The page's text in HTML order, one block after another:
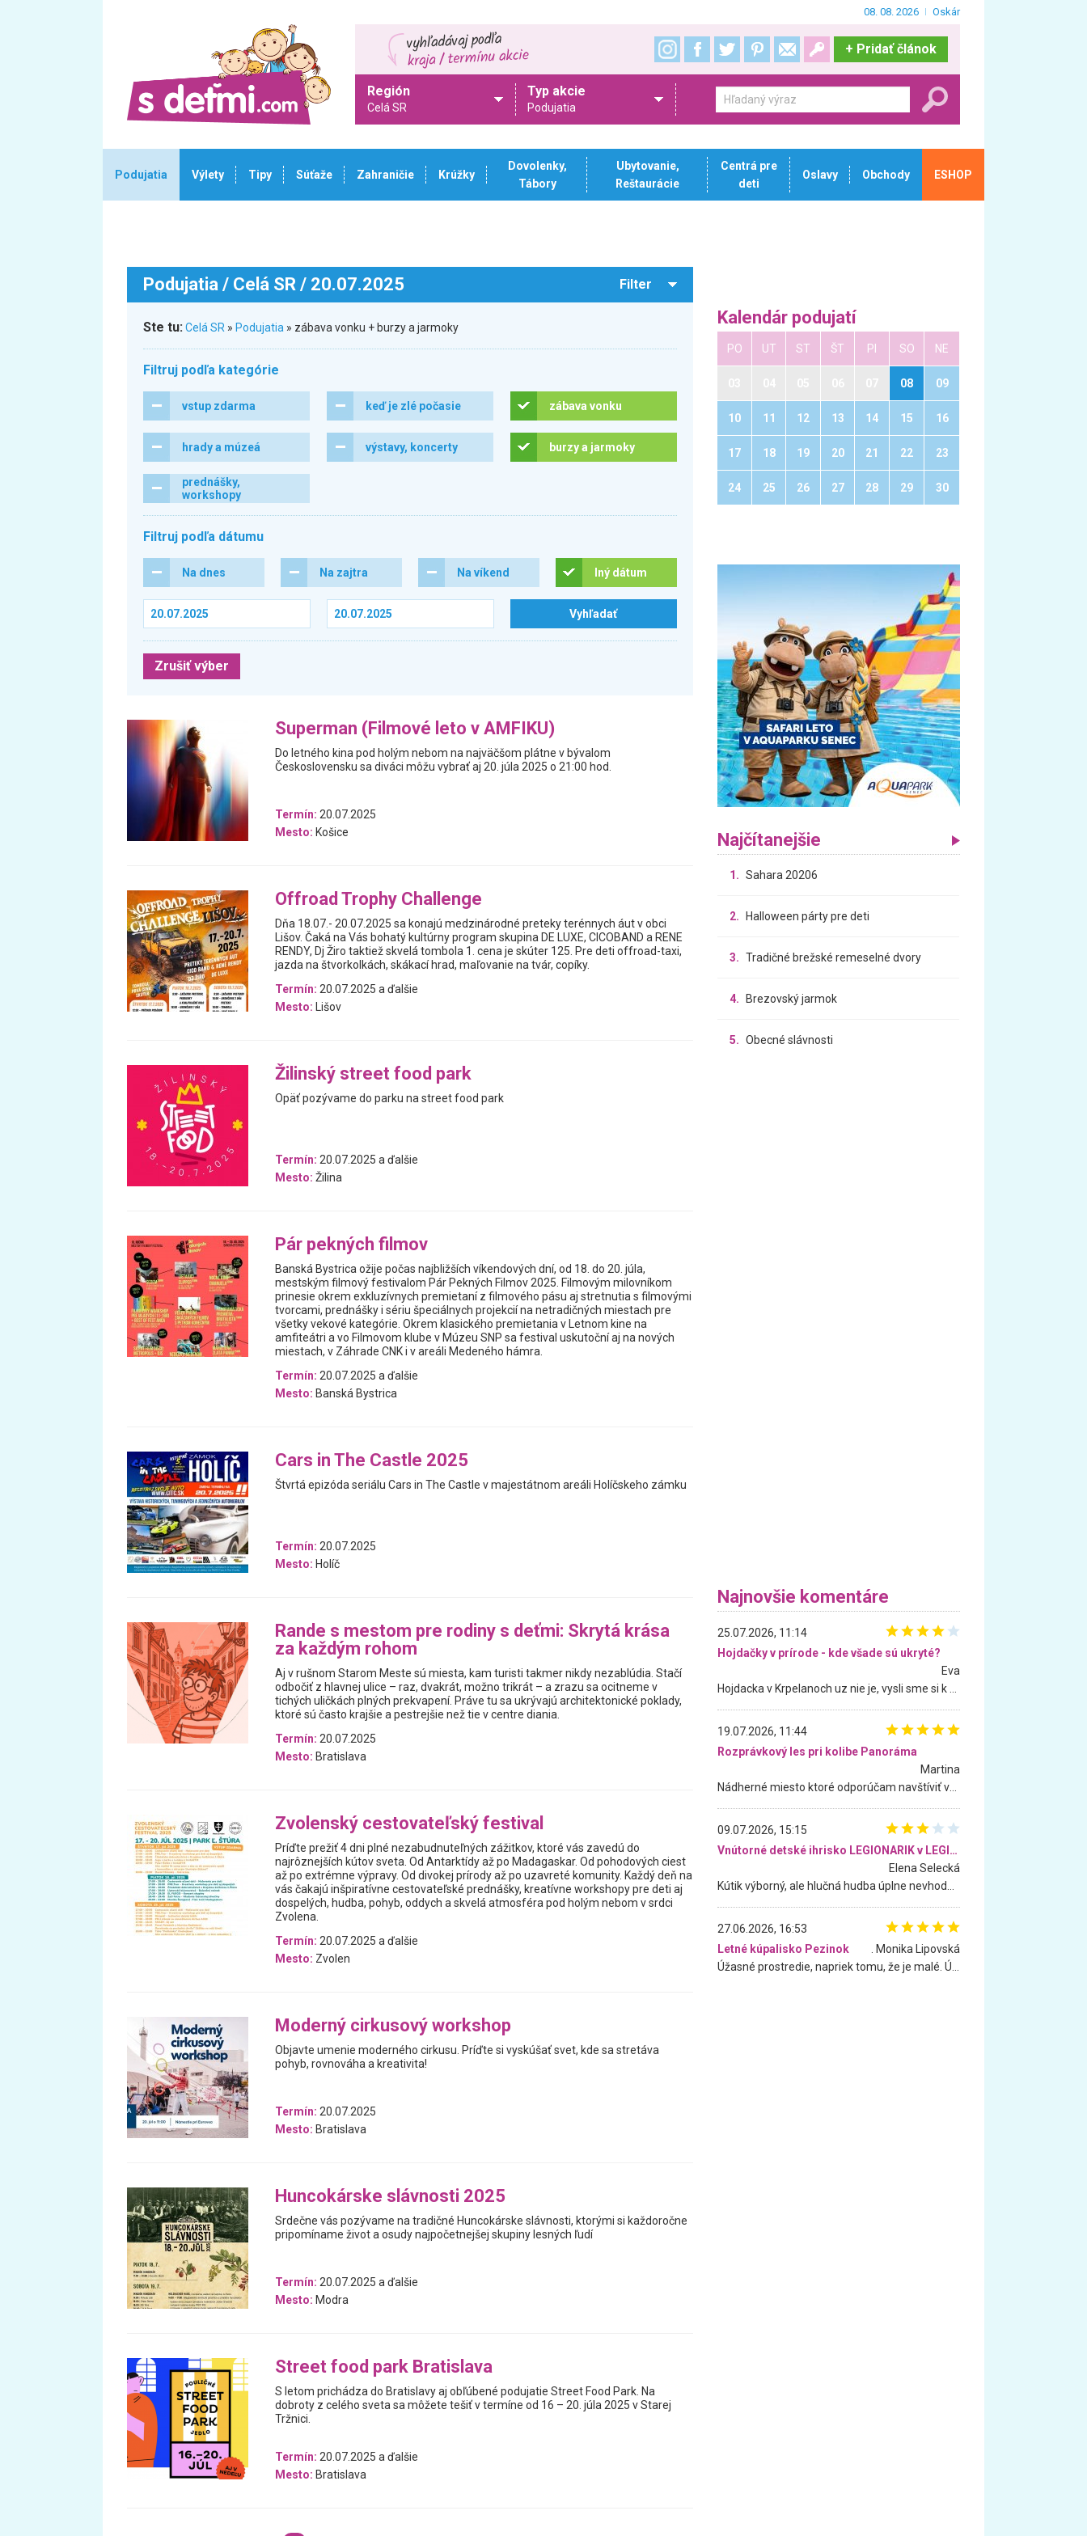
08. 08. 2026 Oskár
+ Pridať článok
Región
Celá SR
Typ akcie
Podujatia
Podujatia Výlety Tipy Súťaže Zahraničie Krúžky
Dovolenky,
Tábory
Ubytovanie,
Reštaurácie
Centrá pre
deti
Oslavy Obchody ESHOP
Podujatia / Celá SR / 20.07.2025 Filter
Ste tu:Celá SR » Podujatia » zábava vonku + burzy a jarmoky
Filtruj podľa kategórie
vstup zdarma keď je zlé počasie zábava vonku
hrady a múzeá výstavy, koncerty burzy a jarmoky
prednášky,
workshopy
Filtruj podľa dátumu
Na dnes Na zajtra Na víkend Iný dátum
Zrušiť výber
Superman (Filmové leto v AMFIKU)
Do letného kina pod holým nebom na najväčšom plátne v bývalom
Československu sa diváci môžu vybrať aj 20. júla 2025 o 21:00 hod.
Termín: 20.07.2025
Mesto: Košice
Offroad Trophy Challenge
Dňa 18.07.- 20.07.2025 sa konajú medzinárodné preteky terénnych áut v obci
Lišov. Čaká na Vás bohatý kultúrny program skupina DE LUXE, CICOBAND a RENE
RENDY, Dj Žiro taktiež skvelá tombola 1. cena je skúter 125. Pre deti offroad-taxi,
jazda na štvorkolkách, skákací hrad, maľovanie na tvár, copíky.
Termín: 20.07.2025 a ďalšie
Mesto: Lišov
Žilinský street food park
Opäť pozývame do parku na street food park
Termín: 20.07.2025 a ďalšie
Mesto: Žilina
Pár pekných filmov
Banská Bystrica ožije počas najbližších víkendových dní, od 18. do 20. júla,
mestským filmový festivalom Pár Pekných Filmov 2025. Filmovým milovníkom
prinesie okrem exkluzívnych premietaní z filmového pásu aj stretnutia s filmovými
tvorcami, prednášky i sériu špeciálnych projekcií na netradičných miestach pre
všetky vekové kategórie. Okrem klasického premietania v Letnom kine na
amfiteátri a vo Filmovom klube v Múzeu SNP sa festival uskutoční aj na nových
miestach, v Záhrade CNK i v areáli Medeného hámra.
Termín: 20.07.2025 a ďalšie
Mesto: Banská Bystrica
Cars in The Castle 2025
Štvrtá epizóda seriálu Cars in The Castle v majestátnom areáli Holíčskeho zámku
Termín: 20.07.2025
Mesto: Holíč
Rande s mestom pre rodiny s deťmi: Skrytá krása
za každým rohom
Aj v rušnom Starom Meste sú miesta, kam turisti takmer nikdy nezablúdia. Stačí
odbočiť z hlavnej ulice – raz, dvakrát, možno trikrát – a zrazu sa ocitneme v
tichých uličkách plných prekvapení. Práve tu sa ukrývajú architektonické poklady,
ktoré sú často krajšie a pestrejšie než tie v centre diania.
Termín: 20.07.2025
Mesto: Bratislava
Zvolenský cestovateľský festival
Príďte prežiť 4 dni plné nezabudnuteľných zážitkov, ktoré vás zavedú do
najrôznejších kútov sveta. Od Antarktídy až po Madagaskar. Od pohodových ciest
až po extrémne výpravy. Od divokej prírody až po uzavreté komunity. Každý deň na
vás čakajú inšpiratívne cestovateľské prednášky, kreatívne workshopy pre deti aj
dospelých, hudba, pohyb, oddych a skvelá atmosféra pod holým nebom v srdci
Zvolena.
Termín: 20.07.2025 a ďalšie
Mesto: Zvolen
Moderný cirkusový workshop
Objavte umenie moderného cirkusu. Príďte si vyskúšať svet, kde sa stretáva
pohyb, rovnováha a kreativita!
Termín: 20.07.2025
Mesto: Bratislava
Huncokárske slávnosti 2025
Srdečne vás pozývame na tradičné Huncokárske slávnosti, ktorými si každoročne
pripomíname život a osudy najpočetnejšej skupiny lesných ľudí
Termín: 20.07.2025 a ďalšie
Mesto: Modra
Street food park Bratislava
S letom prichádza do Bratislavy aj obľúbené podujatie Street Food Park. Na
dobroty z celého sveta sa môžete tešiť v termíne od 16 – 20. júla 2025 v Starej
Tržnici.
Termín: 20.07.2025 a ďalšie
Mesto: Bratislava
Kalendár podujatí
PO UT ST ŠT PI SO NE
08 09
10 11 12 13 14 15 16
17 18 19 20 21 22 23
24 25 26 27 28 29 30
Najčítanejšie
1. Sahara 20206
2. Halloween párty pre deti
3. Tradičné brežské remeselné dvory
4. Brezovský jarmok
5. Obecné slávnosti
Najnovšie komentáre
25.07.2026, 11:14
Hojdačky v prírode - kde všade sú ukryté?
Eva
19.07.2026, 11:44
Rozprávkový les pri kolibe Panoráma
Martina
09.07.2026, 15:15
Vnútorné detské ihrisko LEGIONARIK v LEGIA Fitness
Elena Selecká
27.06.2026, 16:53
Letné kúpalisko Pezinok
. Monika Lipovská